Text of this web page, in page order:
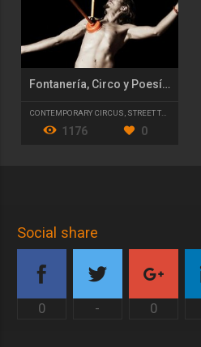
Fontanería, Circo y Poesía 2.0
CONTEMPORARY CIRCUS STREET THEATRE
1176 0
Social share
0 - 0